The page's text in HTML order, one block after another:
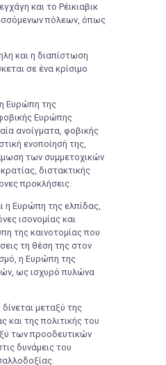
και το Ρέικιαβικ
πόλεων, όπως
και η διαπίστωση
σε ένα κρίσιμο
Ευρώπη της
Ευρώπης
ανοίγματα, φοβικής
ενοποίησή της,
των συμμετοχικών
διστακτικής
προκλήσεις.
η Ευρώπη της ελπίδας,
ισονομίας και
της καινοτομίας που
τη θέση της στον
η Ευρώπη της
ως ισχυρό πυλώνα
μεταξύ της
και της πολιτικής του
των προοδευτικών
δυνάμεις του